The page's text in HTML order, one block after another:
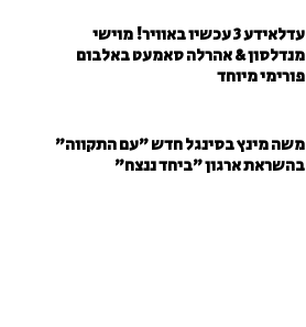
עדלאידע 3 עכשיו באוויר! מוישי
מנדלסון & אהרלה סאמעט באלבום
פורימי מיוחד
משה מינץ בסינגל חדש ״עם התקווה״
בהשראת ארגון "ביחד ננצח"